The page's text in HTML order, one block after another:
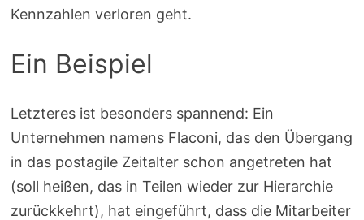
Kennzahlen verloren geht.
Ein Beispiel
Letzteres ist besonders spannend: Ein
Unternehmen namens Flaconi, das den Übergang
in das postagile Zeitalter schon angetreten hat
(soll heißen, das in Teilen wieder zur Hierarchie
zurückkehrt), hat eingeführt, dass die Mitarbeiter